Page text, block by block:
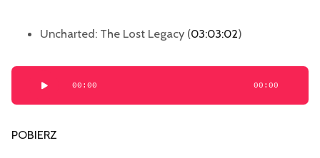
Uncharted: The Lost Legacy (03:03:02)
Odtwarzacz
plików
00:00 00:00
POBIERZ